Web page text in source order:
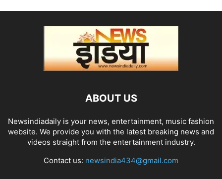
ABOUT US
Newsindiadaily is your news, entertainment, music fashion
website. We provide you with the latest breaking news and
videos straight from the entertainment industry.
Contact us: newsindia434@gmail.com